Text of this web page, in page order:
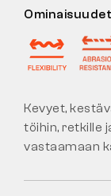
Ominaisuudet
Kevyet,
töihin, retkille
vastaamaan